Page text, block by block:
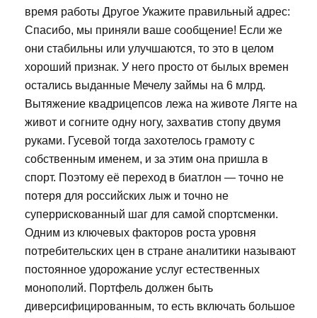
время работы Другое Укажите правильный адрес:
Спасибо, мы приняли ваше сообщение! Если же
они стабильны или улучшаются, то это в целом
хороший признак. У него просто от былых времен
остались выданные Мечелу займы на 6 млрд.
Вытяжение квадрицепсов лежа на животе Лягте на
живот и согните одну ногу, захватив стопу двумя
руками. Гусевой тогда захотелось грамоту с
собственным именем, и за этим она пришла в
спорт. Поэтому её переход в биатлон — точно не
потеря для российских лыж и точно не
суперрискованный шаг для самой спортсменки.
Одним из ключевых факторов роста уровня
потребительских цен в стране аналитики называют
постоянное удорожание услуг естественных
монополий. Портфель должен быть
диверсифицированным, то есть включать большое